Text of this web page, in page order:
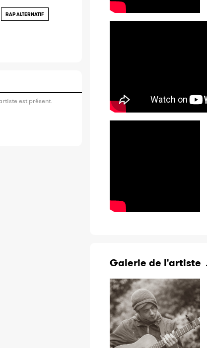
RAP ALTERNATIF
est présent.
Galerie de l'artiste